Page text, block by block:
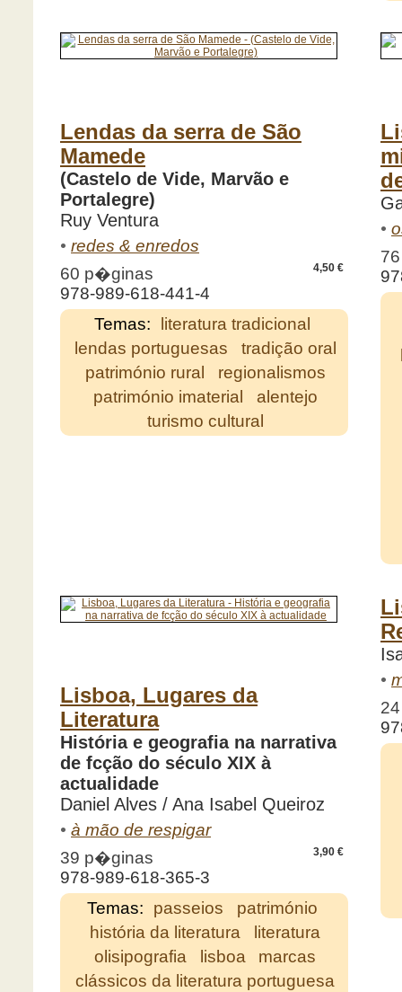
Lendas da serra de São
Mamede
(Castelo de Vide, Marvão e
Portalegre)
Ruy Ventura
• redes & enredos
4,50 €
60 p�ginas
978-989-618-441-4
Temas:
literatura tradicional
lendas portuguesas
tradição oral
património rural
regionalismos
património imaterial
alentejo
turismo cultural
•
Lisboa, Lugares da
Literatura
História e geografia na narrativa
de fcção do século XIX à
actualidade
Daniel Alves / Ana Isabel Queiroz
• à mão de respigar
3,90 €
39 p�ginas
978-989-618-365-3
Temas:
passeios
património
história da literatura
literatura
olisipografia
lisboa
marcas
clássicos da literatura portuguesa
•